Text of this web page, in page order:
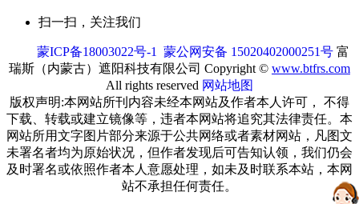
扫一扫，关注我们
蒙ICP备18003022号-1 蒙公网安备 15020402000251号 富
瑞斯（内蒙古）遮阳科技有限公司 Copyright © www.btfrs.com
All rights reserved 网站地图
版权声明:本网站所刊内容未经本网站及作者本人许可， 不得
下载、转载或建立镜像等，违者本网站将追究其法律责任。本
网站所用文字图片部分来源于公共网络或者素材网站，凡图文
未署名者均为原始状况，但作者发现后可告知认领，我们仍会
及时署名或依照作者本人意愿处理，如未及时联系本站，本网
站不承担任何责任。